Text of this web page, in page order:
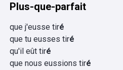
Plus-que-parfait
que j'eusse tiré
que tu eusses tiré
qu'il eût tiré
que nous eussions tiré